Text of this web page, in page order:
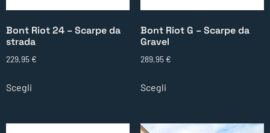
Bont Riot 24 – Scarpe da
strada
229,95 €
Scegli
Bont Riot G – Scarpe da
Gravel
289,95 €
Scegli